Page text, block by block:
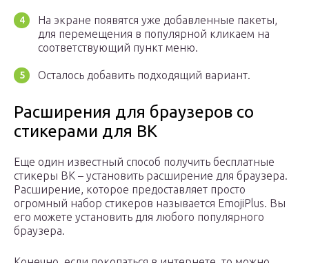
На экране появятся уже добавленные пакеты,
для перемещения в популярной кликаем на
соответствующий пункт меню.
Осталось добавить подходящий вариант.
Расширения для браузеров со
стикерами для ВК
Еще один известный способ получить бесплатные
стикеры ВК – установить расширение для браузера.
Расширение, которое предоставляет просто
огромный набор стикеров называется EmojiPlus. Вы
его можете установить для любого популярного
браузера.